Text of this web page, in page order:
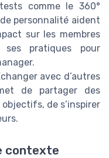
comme le 360°
personnalité aident
sur les membres
pratiques pour
avec d’autres
de partager des
de s’inspirer
contexte